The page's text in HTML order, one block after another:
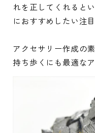
れを正してくれると
におすすめしたい注目
アクセサリー作成の
持ち歩くにも最適な